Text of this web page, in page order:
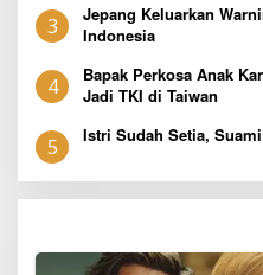
3
Jepang Keluarkan
Indonesia
4
Bapak Perkosa Anak
Jadi TKI di Taiwan
5 Istri Sudah Setia,